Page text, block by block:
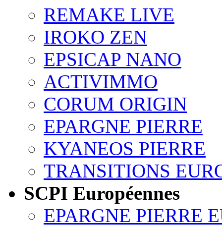
REMAKE LIVE
IROKO ZEN
EPSICAP NANO
ACTIVIMMO
CORUM ORIGIN
EPARGNE PIERRE
KYANEOS PIERRE
TRANSITIONS
SCPI Européennes
EPARGNE PIERRE